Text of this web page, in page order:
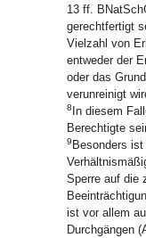
13 ff.
gerechtfertigt
Vielzahl von
entweder der
oder das
verunreinigt
8 In diesem
Berechtigte
9 Besonders
Sperre auf die
ist vor allem
Durchgängen